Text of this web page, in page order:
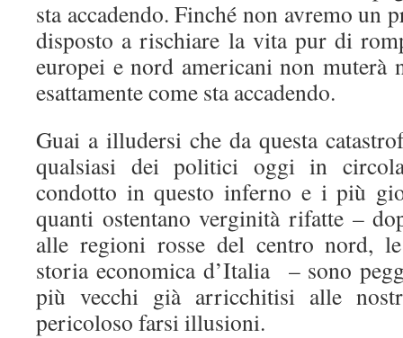
sta accadendo. Finché non avremo un
disposto a rischiare la vita pur di
europei e nord americani non muterà
esattamente come sta accadendo.
Guai a illudersi che da questa
qualsiasi dei politici oggi in
condotto in questo inferno e i più
quanti ostentano verginità rifatte –
alle regioni rosse del centro nord,
storia economica d’Italia – sono
più vecchi già arricchitisi alle
pericoloso farsi illusioni.